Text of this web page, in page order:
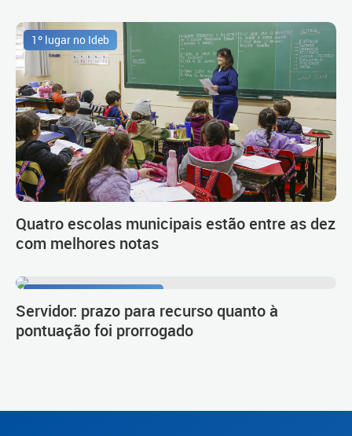
1º lugar no Ideb
Quatro escolas municipais estão entre as dez
com melhores notas
Servidor: prazo para recurso quanto à
pontuação foi prorrogado